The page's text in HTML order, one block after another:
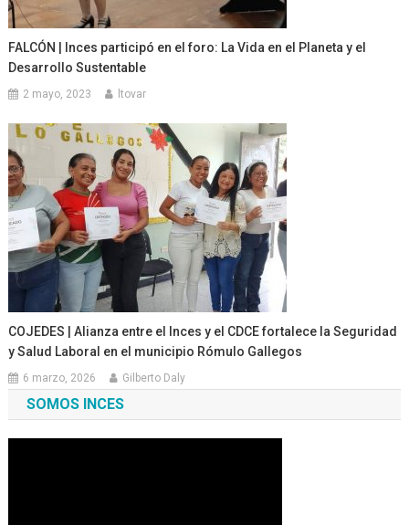
FALCÓN | Inces participó en el foro: La Vida en el Planeta y el
Desarrollo Sustentable
2 mayo, 2023 ltovar
COJEDES | Alianza entre el Inces y el CDCE fortalece la Seguridad
y Salud Laboral en el municipio Rómulo Gallegos
6 marzo, 2026 Gilberto Daly
SOMOS INCES